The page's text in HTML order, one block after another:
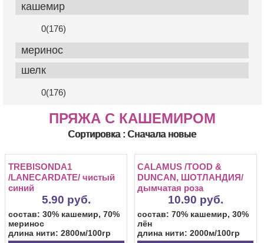
кашемир
0(176)
меринос
шелк
0(176)
ПРЯЖА С КАШЕМИРОМ
Сортировка : Сначала новые
TREBISONDA1
/LANECARDATE/ чистый
синий
5.90 руб.
состав: 30% кашемир, 70%
меринос
длина нити: 2800м/100гр
CALAMUS /TOOD &
DUNCAN, ШОТЛАНДИЯ/
дымчатая роза
10.90 руб.
состав: 70% кашемир, 30%
лён
длина нити: 2000м/100гр